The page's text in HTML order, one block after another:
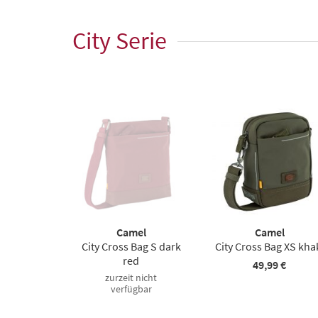
City Serie
Camel
City Cross Bag S dark
red
zurzeit nicht
verfügbar
Camel
City Cross Bag XS
49,99 €